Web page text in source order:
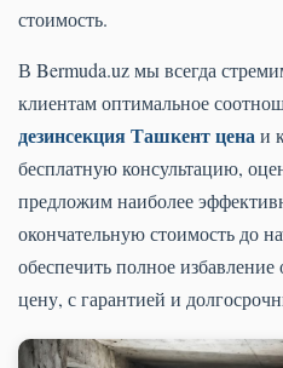
стоимость.
В Bermuda.uz мы всегда
клиентам оптимальное
дезинсекция Ташкент ценаи
бесплатную консультацию,
предложим наиболее
окончательную стоимость до
обеспечить полное
цену, с гарантией и